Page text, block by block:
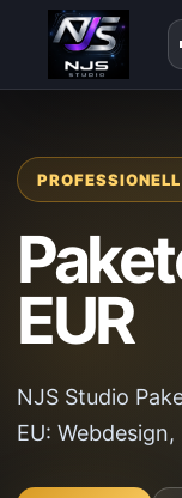
EUR
NJS Studio
EU: